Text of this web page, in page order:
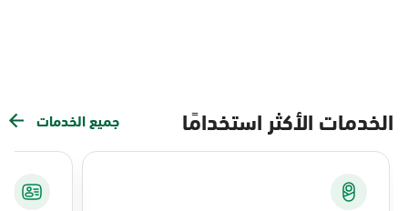
الخدمات الأكثر استخدامًا جميع الخدمات